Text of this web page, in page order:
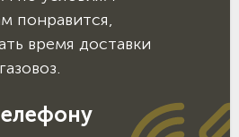
понравится,
время доставки